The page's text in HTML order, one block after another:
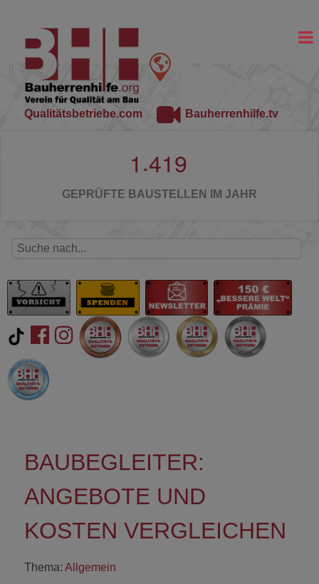
Qualitätsbetriebe.com Bauherrenhilfe.tv
1 .419
GEPRÜFTE BAUSTELLEN IM JAHR
BAUBEGLEITER:
ANGEBOTE UND
KOSTEN VERGLEICHEN
Thema: Allgemein